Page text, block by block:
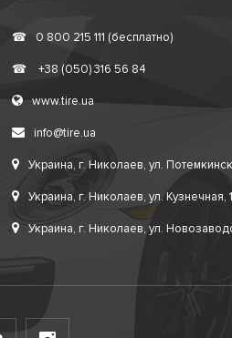
☎ 0 800 215 111 (бесплатно)
☎ +38 (050) 316 56 84
www.tire.ua
info@tire.ua
Украина, г. Николаев, ул.
Украина, г. Николаев, ул. Кузнечная,
Украина, г. Николаев, ул.